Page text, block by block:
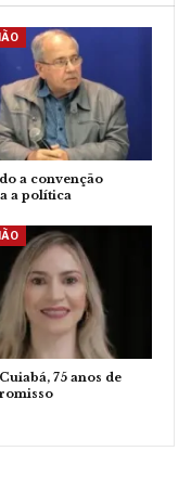
a convenção
a política
75 anos de